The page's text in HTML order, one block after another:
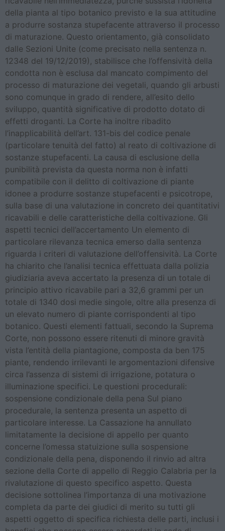
della pianta al tipo botanico previsto e la sua attitudine
a produrre sostanza stupefacente attraverso il processo
di maturazione. Questo orientamento, già consolidato
dalle Sezioni Unite (come precisato nella sentenza n.
12348 del 19/12/2019), stabilisce che l’offensività della
condotta non è esclusa dal mancato compimento del
processo di maturazione dei vegetali, quando gli arbusti
sono comunque in grado di rendere, all’esito dello
sviluppo, quantità significative di prodotto dotato di
effetti droganti. La Corte ha inoltre ribadito
l’inapplicabilità dell’art. 131-bis del codice penale
(particolare tenuità del fatto) al reato di coltivazione di
sostanze stupefacenti. La causa di esclusione della
punibilità prevista da questa norma non è infatti
compatibile con il delitto di coltivazione di piante
idonee a produrre sostanze stupefacenti e psicotrope,
sulla base di una valutazione in concreto dei quantitativi
ricavabili e delle caratteristiche della coltivazione. Gli
aspetti tecnici dell’accertamento Un elemento di
particolare rilevanza tecnica emerso dalla sentenza
riguarda i criteri di valutazione dell’offensività. La Corte
ha chiarito che l’analisi tecnica effettuata dalla polizia
giudiziaria aveva accertato la presenza di un totale di
principio attivo ricavabile pari a 32,6 grammi per un
totale di 1340 dosi medie singole, oltre alla presenza di
un elevato numero di piante corrispondenti al tipo
botanico. Questi elementi fattuali, secondo la Suprema
Corte, non possono essere ritenuti di minore gravità
vista l’entità della piantagione, composta da ben 175
piante, rendendo irrilevanti le argomentazioni difensive
circa l’assenza di sistemi di irrigazione, potatura o
illuminazione specifici. Le questioni procedurali:
sospensione condizionale della pena Sul piano
procedurale, la sentenza presenta un aspetto di
particolare interesse. La Cassazione ha annullato
limitatamente la decisione di appello per quanto
concerne l’omessa statuizione sulla sospensione
condizionale della pena, disponendo il rinvio ad altra
sezione della Corte di appello di Reggio Calabria per la
rivalutazione di questo specifico aspetto. Questa
decisione sottolinea l’importanza di una motivazione
completa da parte dei giudici di merito su tutti gli
aspetti oggetto di specifica richiesta delle parti, inclusi i